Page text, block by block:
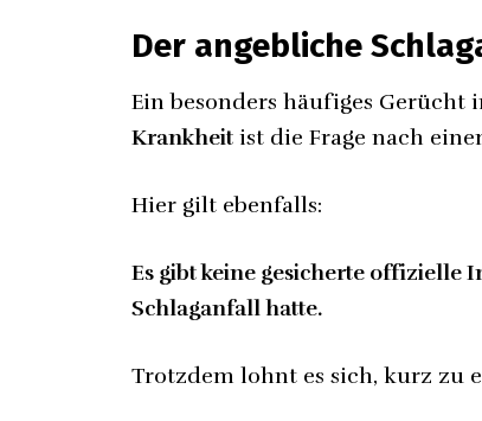
Der angebliche
Ein besonders häufiges
Krankheit ist die Frage nach
Hier gilt ebenfalls:
Es gibt keine gesicherte offizielle
Schlaganfall hatte.
Trotzdem lohnt es sich, kurz zu